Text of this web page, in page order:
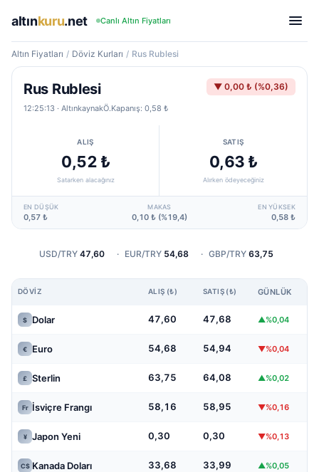
altınkuru.net Canlı Altın Fiyatları
Altın Fiyatları / Döviz Kurları / Rus Rublesi
Rus Rublesi
12:25:13 · AltınkaynakÖ.Kapanış: 0,58 ₺
▼ 0,00 ₺ (%0,36)
ALIŞ
0,52 ₺
Satarken alacağınız
SATIŞ
0,63 ₺
Alırken ödeyeceğiniz
EN DÜŞÜK
0,57 ₺
MAKAS
0,10 ₺ (%19,4)
EN YÜKSEK
0,58 ₺
USD/TRY 47,60 · EUR/TRY 54,68 · GBP/TRY 63,75
DÖVIZ ALIŞ (₺) SATIŞ (₺) GÜNLÜK
$ Dolar 47,60 47,68 ▲%0,04
€ Euro 54,68 54,94 ▼%0,04
£ Sterlin 63,75 64,08 ▲%0,02
Fr İsviçre Frangı 58,16 58,95 ▼%0,16
¥ Japon Yeni 0,30 0,30 ▼%0,13
C$ Kanada Doları 33,68 33,99 ▲%0,05